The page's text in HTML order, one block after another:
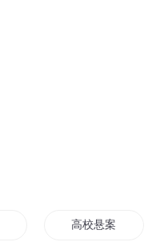
高校悬案